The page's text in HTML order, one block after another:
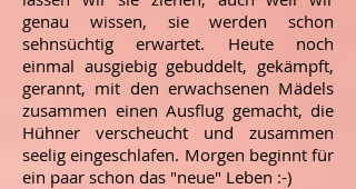
genau wissen, sie werden schon
sehnsüchtig erwartet. Heute noch
einmal ausgiebig gebuddelt, gekämpft,
gerannt, mit den erwachsenen Mädels
zusammen einen Ausflug gemacht, die
Hühner verscheucht und zusammen
seelig eingeschlafen. Morgen beginnt für
ein paar schon das "neue" Leben :-)